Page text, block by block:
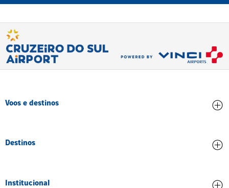
Voos e destinos
Partidas
Destinos
Institucional